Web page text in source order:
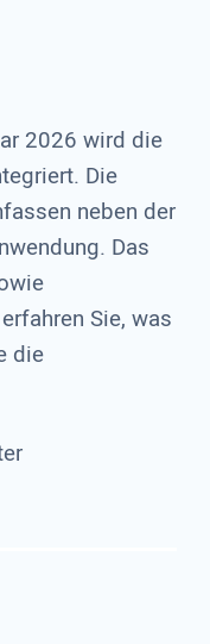
2026 wird die
Die
neben der
Das
Sie, was
die